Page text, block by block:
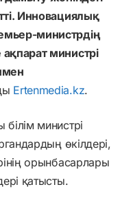
Инновациялық
министрдің
министрі
Ertenmedia.kz.
министрі
өкілдері,
орынбасарлары
қатысты.